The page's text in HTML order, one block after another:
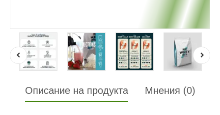
Описание на продукта Мнения (0)